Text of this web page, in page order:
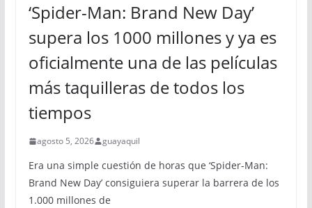
‘Spider-Man: Brand New Day’
supera los 1000 millones y ya es
oficialmente una de las películas
más taquilleras de todos los
tiempos
agosto 5, 2026 guayaquil
Era una simple cuestión de horas que ‘Spider-Man:
Brand New Day’ consiguiera superar la barrera de los
1.000 millones de